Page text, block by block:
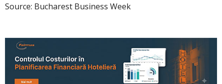
Source: Bucharest Business Week